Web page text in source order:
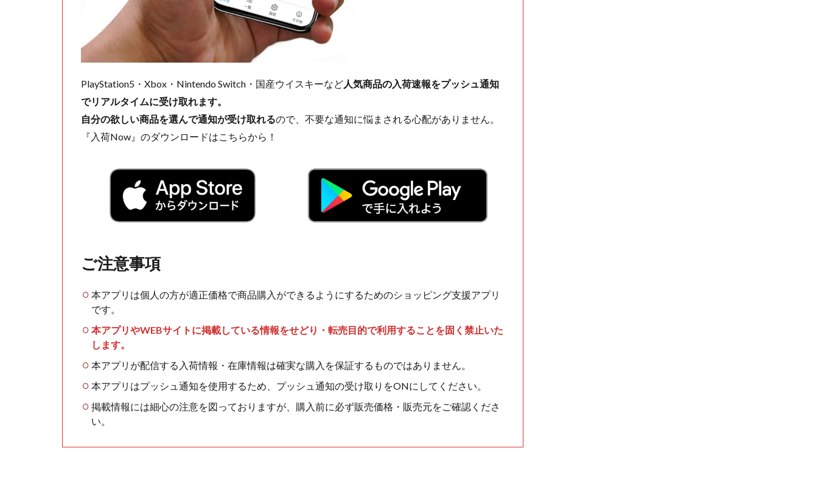
PlayStation5・Xbox・Nintendo Switch・国産ウイスキーなど人気商品の入荷速報をプッシュ通知
でリアルタイムに受け取れます。
自分の欲しい商品を選んで通知が受け取れるので、不要な通知に悩まされる心配がありません。
『入荷Now』のダウンロードはこちらから！
ご注意事項
本アプリは個人の方が適正価格で商品購入ができるようにするためのショッピング支援アプリ
です。
本アプリやWEBサイトに掲載している情報をせどり・転売目的で利用することを固く禁止いた
します。
本アプリが配信する入荷情報・在庫情報は確実な購入を保証するものではありません。
本アプリはプッシュ通知を使用するため、プッシュ通知の受け取りをONにしてください。
掲載情報には細心の注意を図っておりますが、購入前に必ず販売価格・販売元をご確認くださ
い。